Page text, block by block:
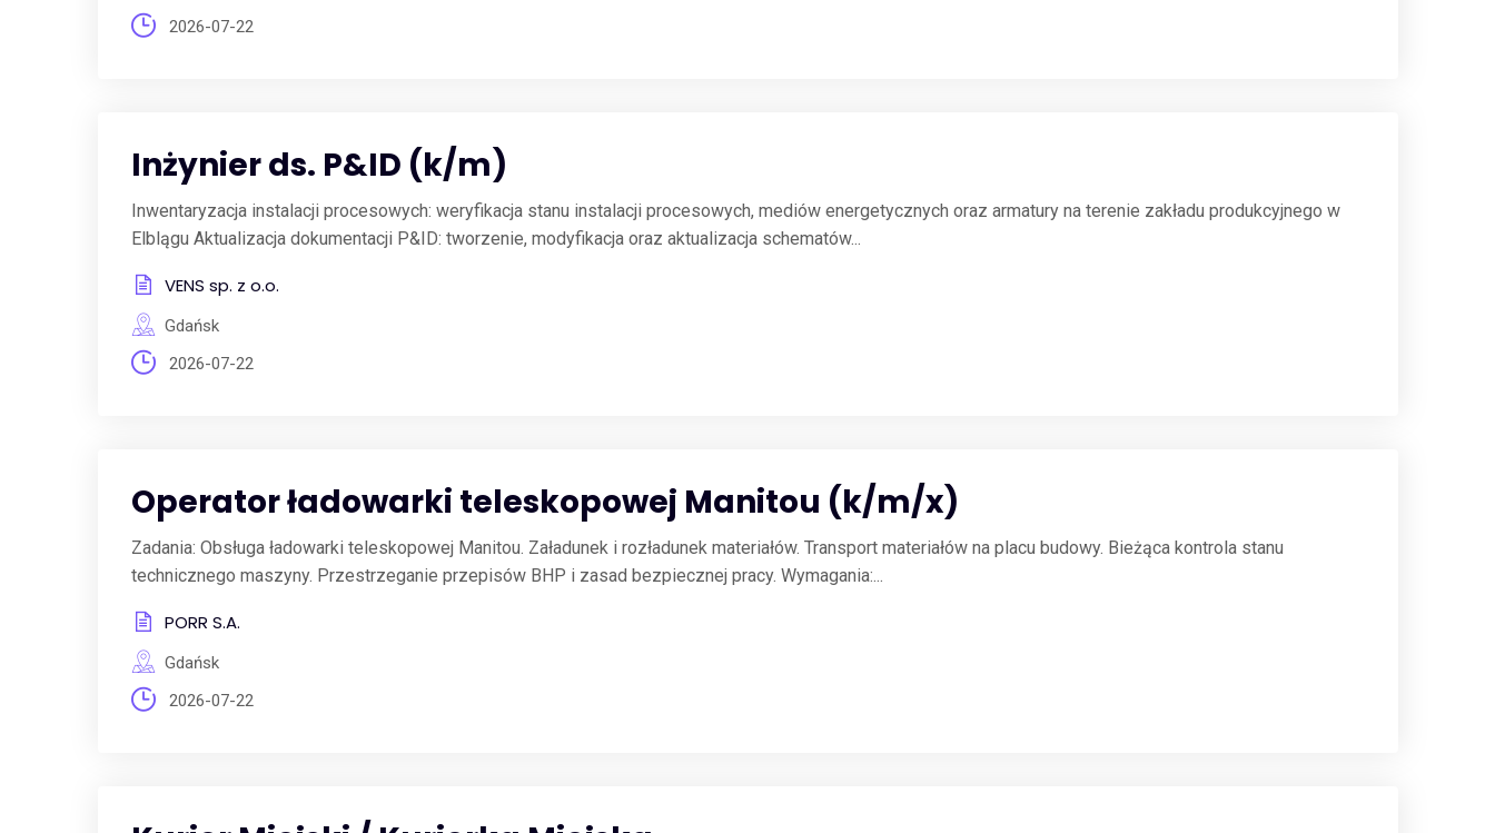
2026-07-22
Inżynier ds. P&ID (k/m)
Inwentaryzacja instalacji procesowych: weryfikacja stanu instalacji procesowych, mediów energetycznych oraz armatury na terenie zakładu produkcyjnego w
Elblągu Aktualizacja dokumentacji P&ID: tworzenie, modyfikacja oraz aktualizacja schematów...
VENS sp. z o.o.
Gdańsk
2026-07-22
Operator ładowarki teleskopowej Manitou (k/m/x)
Zadania: Obsługa ładowarki teleskopowej Manitou. Załadunek i rozładunek materiałów. Transport materiałów na placu budowy. Bieżąca kontrola stanu
technicznego maszyny. Przestrzeganie przepisów BHP i zasad bezpiecznej pracy. Wymagania:...
PORR S.A.
Gdańsk
2026-07-22